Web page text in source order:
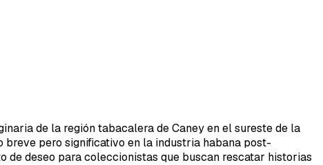
de la región tabacalera de Caney en el sureste de la
breve pero significativo en la industria habana post-
de deseo para coleccionistas que buscan rescatar historias